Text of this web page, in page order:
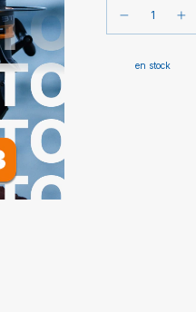
en stock